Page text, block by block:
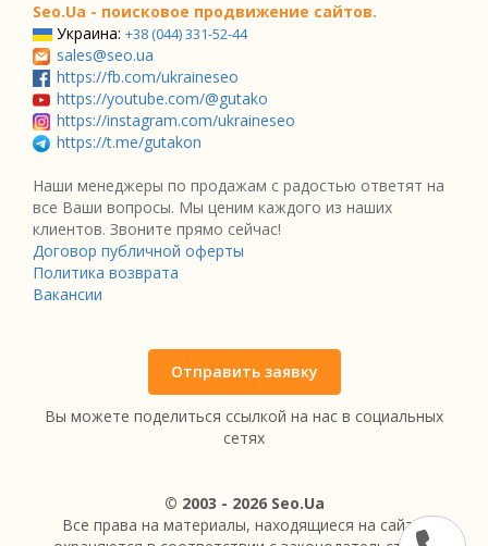
Seo.Ua - поисковое продвижение сайтов.
Украина: +38 (044) 331-52-44
sales@seo.ua
https://fb.com/ukraineseo
https://youtube.com/@gutako
https://instagram.com/ukraineseo
https://t.me/gutakon
Наши менеджеры по продажам с радостью ответят на
все Ваши вопросы. Мы ценим каждого из наших
клиентов. Звоните прямо сейчас!
Договор публичной оферты
Политика возврата
Вакансии
Отправить заявку
Вы можете поделиться ссылкой на нас в социальных
сетях
© 2003 - 2026 Seo.Ua
Все права на материалы, находящиеся на сайте,